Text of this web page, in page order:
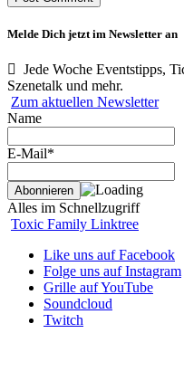
Melde Dich jetzt im Newsletter an
Jede Woche Eventstipps,
Szenetalk und mehr.
Zum aktuellen Newsletter
Name
E-Mail*
Alles im Schnellzugriff
Toxic Family Linktree
Like uns auf Facebook
Folge uns auf Instagram
Grille auf YouTube
Soundcloud
Twitch